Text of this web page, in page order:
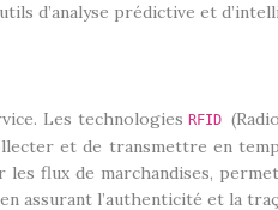
d’analyse prédictive et
Les technologiesRFID
et de transmettre en
flux de marchandises,
assurant l’authenticité et la